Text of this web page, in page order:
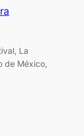
La
de México,